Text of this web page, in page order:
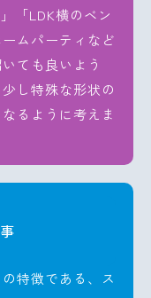
「LDK横のベン
ムパーティなど
ても良いよう
し特殊な形状の
るように考えま
特徴である、ス